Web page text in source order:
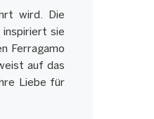
wird. Die
inspiriert sie
Ferragamo
auf das
Liebe für